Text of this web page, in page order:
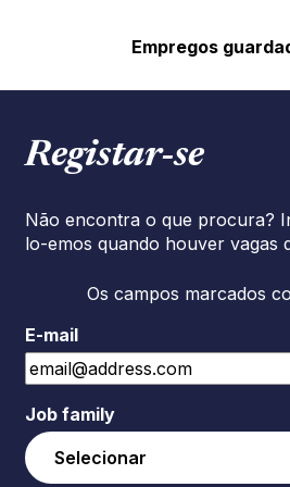
Empregos
Registar‑se
Não encontra o que procura?
lo-emos quando houver vagas
Os campos marcados
E-mail
Job family